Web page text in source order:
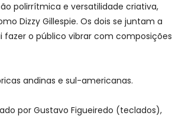
polirrítmica e versatilidade criativa,
Dizzy Gillespie. Os dois se juntam a
o público vibrar com composições
andinas e sul-americanas.
por Gustavo Figueiredo (teclados),